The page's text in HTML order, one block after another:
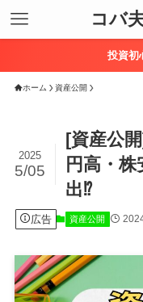
コバ
投資初
ホーム 資産公開
[資産公
円高・
出⁉︎
2025
5/05
広告 資産公開